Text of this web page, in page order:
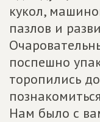
кукол,
пазлов и
поспешно
торопились
Нам было с